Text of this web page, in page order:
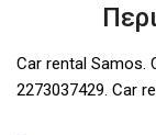
Car rental Samos.
2273037429. Car